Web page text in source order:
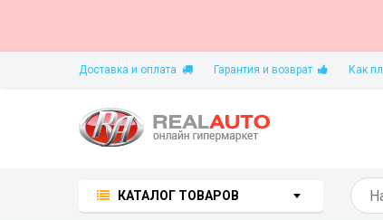
Доставка и оплата Гарантия и возврат Как
КАТАЛОГ ТОВАРОВ